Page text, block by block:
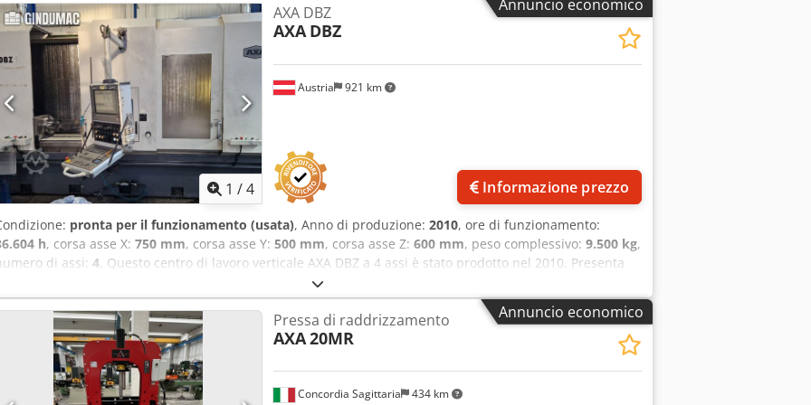
Annuncio economico
1 /4
Austria 921 km
AXA DBZ
AXA DBZ
Informazione prezzo
pronta per il funzionamento (usata), Anno di produzione: 2010, ore di funzionamento:
h, corsa asse X: 750 mm, corsa asse Y: 500 mm, corsa asse Z: 600 mm, peso complessivo: 9.500 kg,
di assi: 4, Questo centro di lavoro verticale AXA DBZ a 4 assi è stato prodotto nel 2010. Presenta
un'impressionante corsa dell'asse X di 2 x 750 mm per la lavorazione a pendolo, una corsa dell'asse Y di
mm e una corsa dell'asse Z di 600 mm. La macchina include una tavola rotante NC con
controcuscinetto idraulico e un cambio utensili a piastra. Se desiderate ottenere capacità di lavorazione di
alta qualità, prendete in considerazione il centro di lavoro verticale AXA DBZ che abbiamo in vendita.
Contattateci per ulteriori dettagli. • Ore di lavoro del mandrino: 36.604 h (verificato tramite immagine) •
Ore di funzionamento della macchina: 81,189 h • Dimensioni d'ingombro: 4500 × 2250 × 2700 mm •
Tensione: 400 V Dedpfxjy Edv He Afnjkr • Frequenza: 50 Hz • Potenza totale richiesta: 45 kVA • Corrente a
Annuncio economico
Concordia Sagittaria 434 km
Pressa di raddrizzamento
AXA20MR